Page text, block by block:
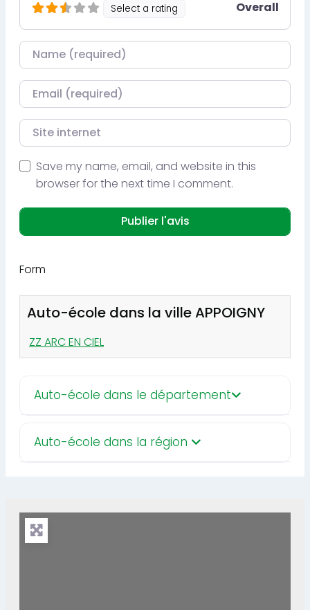
Select a rating Overall
Nom
Courriel
Site internet
Save my name, email, and website in this
browser for the next time I comment.
Form
Auto-école dans la ville APPOIGNY
ZZ ARC EN CIEL
Auto-école dans le département
Auto-école dans la région